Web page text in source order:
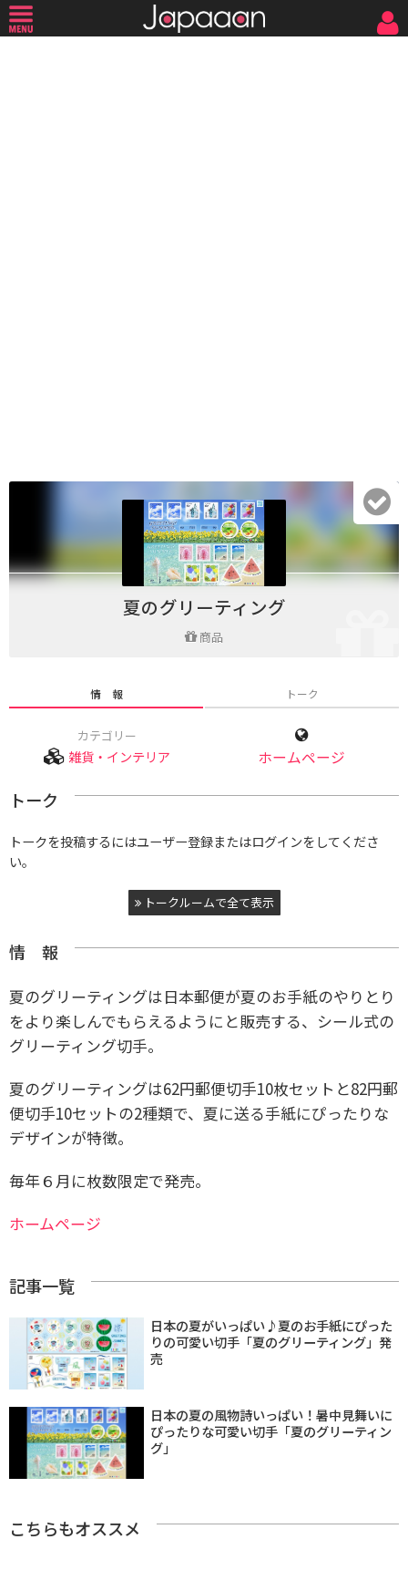
夏のグリーティング
商品
情 報 トーク
カテゴリー
雑貨・インテリア ホームページ
トーク
トークを投稿するにはユーザー登録またはログインをしてくださ
い。
トークルームで全て表示
情 報
夏のグリーティングは日本郵便が夏のお手紙のやりとり
をより楽しんでもらえるようにと販売する、シール式の
グリーティング切手。
夏のグリーティングは62円郵便切手10枚セットと82円郵
便切手10セットの2種類で、夏に送る手紙にぴったりな
デザインが特徴。
毎年６月に枚数限定で発売。
ホームページ
記事一覧
日本の夏がいっぱい♪夏のお手紙にぴった
りの可愛い切手「夏のグリーティング」発
売
日本の夏の風物詩いっぱい！暑中見舞いに
ぴったりな可愛い切手「夏のグリーティン
グ」
こちらもオススメ